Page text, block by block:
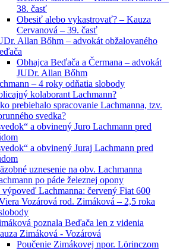
38. časť
Obesiť alebo vykastrovať? – Kauza
Cervanová – 39. časť
Allan Bőhm – advokát obžalovaného
Obhajca Beďača a Čermana – advokát
JUDr. Allan Bőhm
– 4 roky odňatia slobody
kolaborant Lachmann?
prebiehalo spracovanie Lachmanna, tzv.
svedka?
a obvinený Juro Lachmann pred
a obvinený Juraj Lachmann pred
uznesenie na obv. Lachmanna
po páde železnej opony
výpoveď Lachmanna: červený Fiat 600
Vozárová rod. Zimáková – 2,5 roka
poznala Beďača len z videnia
Zimáková - Vozárová
Poučenie Zimákovej npor. Lörinczom